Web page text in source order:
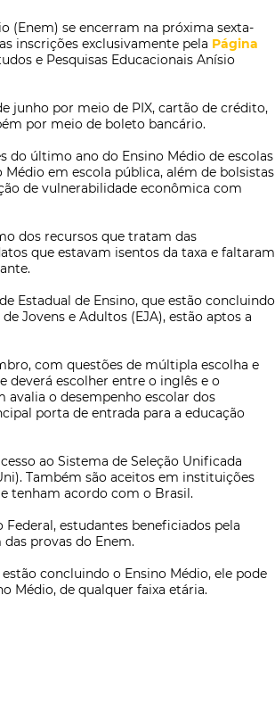
(Enem) se encerram na próxima sexta-
inscrições exclusivamente pela Página
e Pesquisas Educacionais Anísio
junho por meio de PIX, cartão de crédito,
por meio de boleto bancário.
do último ano do Ensino Médio de escolas
em escola pública, além de bolsistas
de vulnerabilidade econômica com
dos recursos que tratam das
que estavam isentos da taxa e faltaram
Estadual de Ensino, que estão concluindo
Jovens e Adultos (EJA), estão aptos a
com questões de múltipla escolha e
deverá escolher entre o inglês e o
avalia o desempenho escolar dos
porta de entrada para a educação
ao Sistema de Seleção Unificada
Também são aceitos em instituições
tenham acordo com o Brasil.
estudantes beneficiados pela
provas do Enem.
concluindo o Ensino Médio, ele pode
Médio, de qualquer faixa etária.